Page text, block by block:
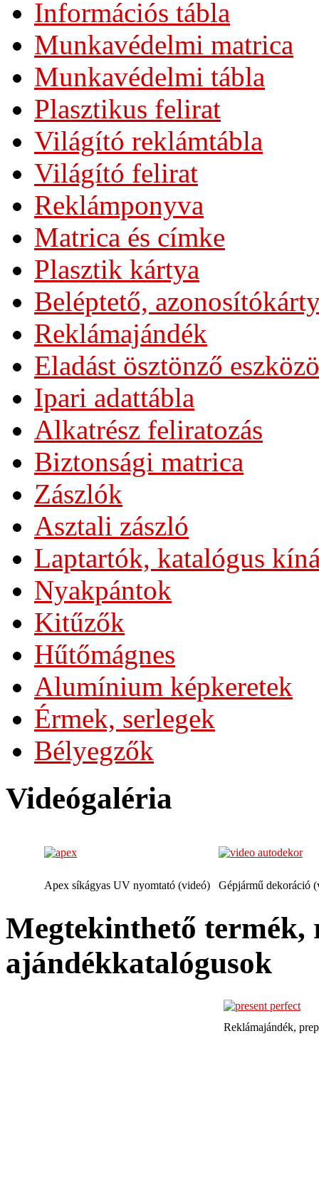
Információs tábla
Munkavédelmi matrica
Munkavédelmi tábla
Plasztikus felirat
Világító reklámtábla
Világító felirat
Reklámponyva
Matrica és címke
Plasztik kártya
Beléptető,
Reklámajándék
Eladást ösztönző
Ipari adattábla
Alkatrész feliratozás
Biztonsági matrica
Zászlók
Asztali zászló
Laptartók, katalógus
Nyakpántok
Kitűzők
Hűtőmágnes
Alumínium képkeretek
Érmek, serlegek
Bélyegzők
Videógaléria
Apex síkágyas UV nyomtató (videó) Gépjármű dekoráció
Megtekinthető termék,
ajándékkatalógusok
Reklámajándék,